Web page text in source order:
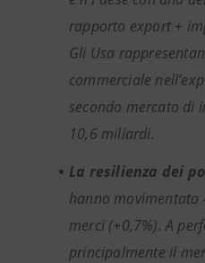
rapporto export +
Gli Usa
commerciale
secondo mercato di
10,6 miliardi.
La resilienza dei
hanno
merci (+0,7%). A
principalmente il